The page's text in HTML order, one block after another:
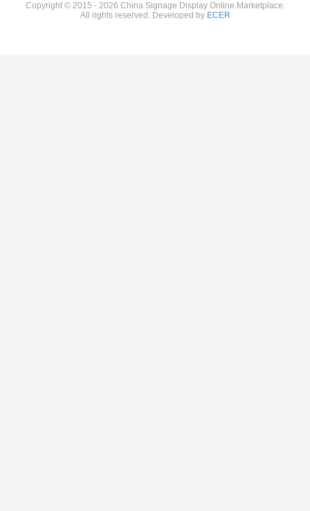
Copyright © 2015 - 2026 China Signage Display Online Marketplace.
All rights reserved. Developed by ECER